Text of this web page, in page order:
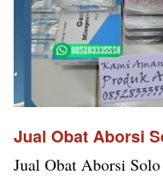
Jual Obat Aborsi
Jual Obat Aborsi